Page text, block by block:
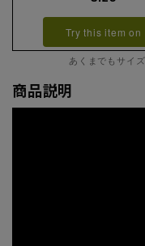
Try this item on
あくまでもサイ
商品説明